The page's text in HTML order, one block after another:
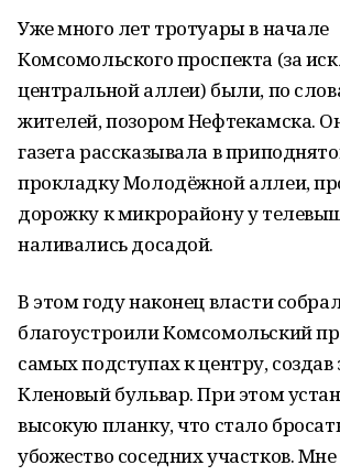
Уже много лет тротуары в начале
Комсомольского проспекта (за
центральной аллеи) были, по
жителей, позором Нефтекамска.
газета рассказывала в
прокладку Молодёжной аллеи,
дорожку к микрорайону у
наливались досадой.
В этом году наконец власти
благоустроили Комсомольский
самых подступах к центру,
Кленовый бульвар. При этом
высокую планку, что стало
убожество соседних участков. Мне